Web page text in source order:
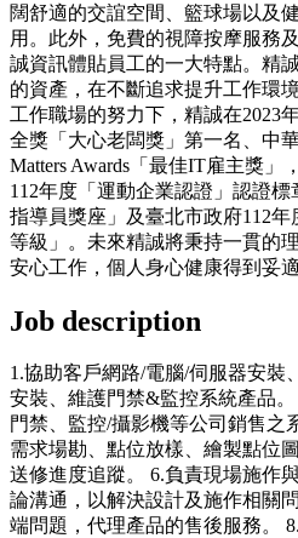
闊舒適的交誼空間、籃球場以及
用。此外，免費的視障按摩服務
誠資訊體貼員工的一大特點。精
的資產，在不斷追求提升工作環
工作職場的努力下，精誠在2023
全獎「大心老闆獎」第一名、中
Matters Awards「最佳IT雇主獎
112年度「運動企業認證」認證
指導員獎座」及臺北市政府112
等級」。未來精誠將秉持一貫的
安心工作，個人身心健康得到妥適
Job description
1.協助客戶網路/電腦/伺服器安裝
安裝、維護門禁&監控系統產品
門禁、監控/攝影機等公司銷售之
需求場勘、點位放樣、繪製點位
送修進度追蹤。 6.負責現場施作
論溝通，以解決設計及施作相關
端問題，代理產品的售後服務。